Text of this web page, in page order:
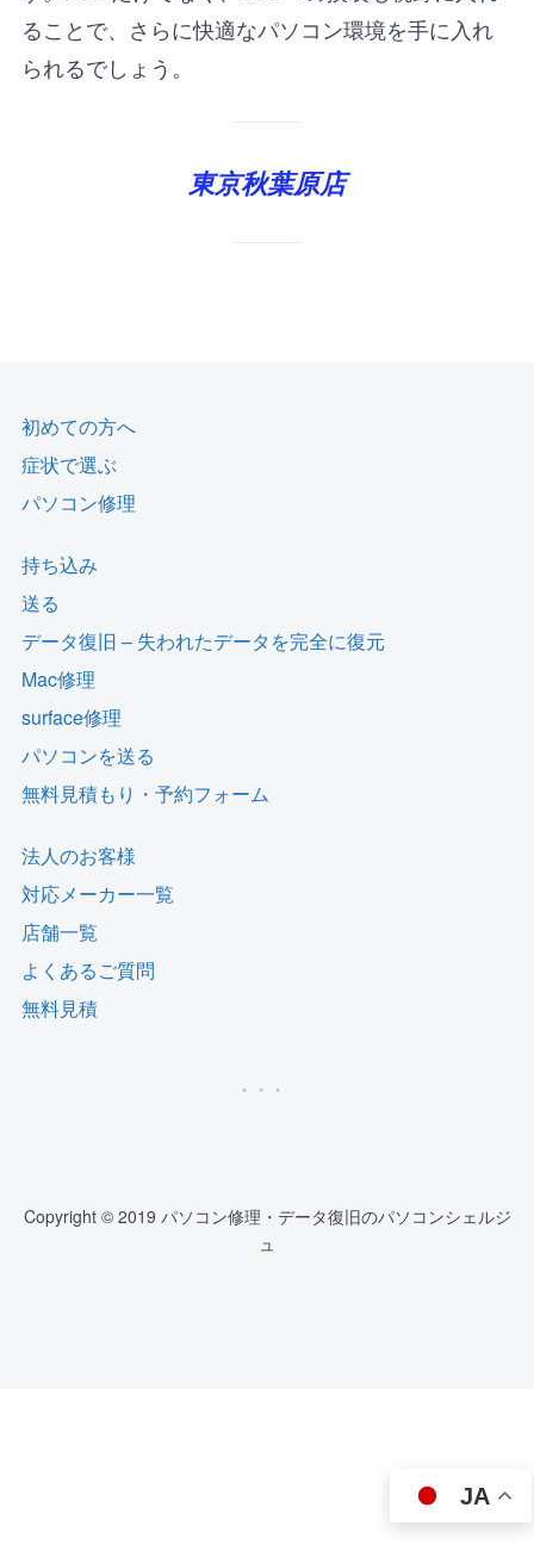
ることで、さらに快適なパソコン環境を手に入れ
られるでしょう。
東京秋葉原店
初めての方へ
症状で選ぶ
パソコン修理
持ち込み
送る
データ復旧 – 失われたデータを完全に復元
Mac修理
surface修理
パソコンを送る
無料見積もり・予約フォーム
法人のお客様
対応メーカー一覧
店舗一覧
よくあるご質問
無料見積
Copyright © 2019 パソコン修理・データ復旧のパソコンシェルジ
ュ
JA